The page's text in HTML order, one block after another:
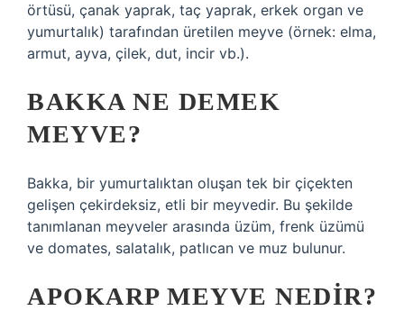
örtüsü, çanak yaprak, taç yaprak, erkek organ ve
yumurtalık) tarafından üretilen meyve (örnek: elma,
armut, ayva, çilek, dut, incir vb.).
BAKKA NE DEMEK
MEYVE?
Bakka, bir yumurtalıktan oluşan tek bir çiçekten
gelişen çekirdeksiz, etli bir meyvedir. Bu şekilde
tanımlanan meyveler arasında üzüm, frenk üzümü
ve domates, salatalık, patlıcan ve muz bulunur.
APOKARP MEYVE NEDIR?